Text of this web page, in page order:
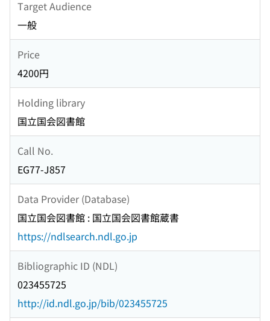
Target Audience
一般
Price
4200円
Holding library
国立国会図書館
Call No.
EG77-J857
Data Provider (Database)
国立国会図書館 : 国立国会図書館蔵書
https://ndlsearch.ndl.go.jp
Bibliographic ID (NDL)
023455725
http://id.ndl.go.jp/bib/023455725